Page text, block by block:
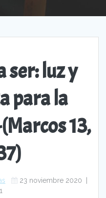
ser: luz y
para la
13,
23 noviembre 2020
1